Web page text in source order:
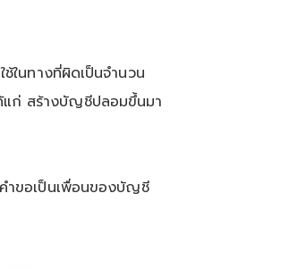
ในทางที่ผิดเป็นจำนวน
แก่ สร้างบัญชีปลอมขึ้นมา
ำขอเป็นเพื่อนของบัญชี